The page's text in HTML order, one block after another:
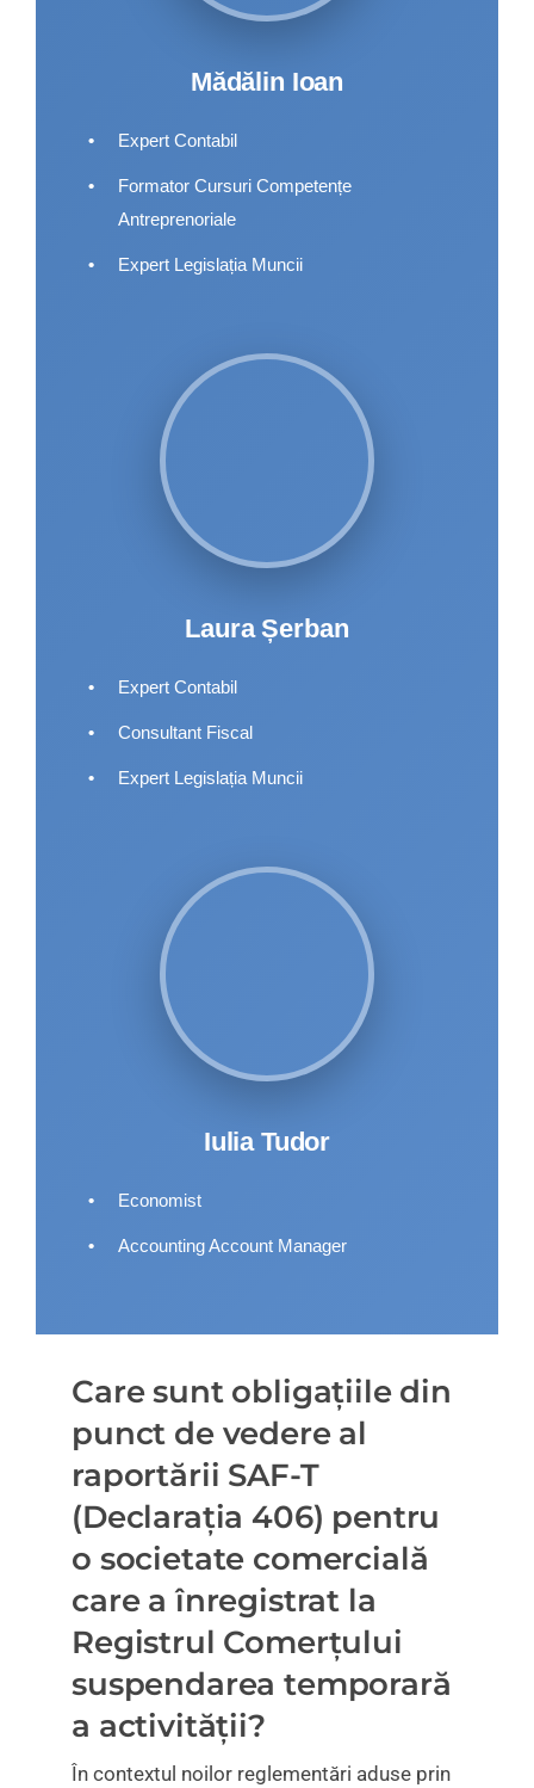
Mădălin Ioan
• Expert Contabil
•
Formator Cursuri Competențe
Antreprenoriale
• Expert Legislația Muncii
Laura Șerban
• Expert Contabil
• Consultant Fiscal
• Expert Legislația Muncii
Iulia Tudor
• Economist
• Accounting Account Manager
Care sunt obligațiile din
punct de vedere al
raportării SAF-T
(Declarația 406) pentru
o societate comercială
care a înregistrat la
Registrul Comerțului
suspendarea temporară
a activității?
În contextul noilor reglementări aduse prin